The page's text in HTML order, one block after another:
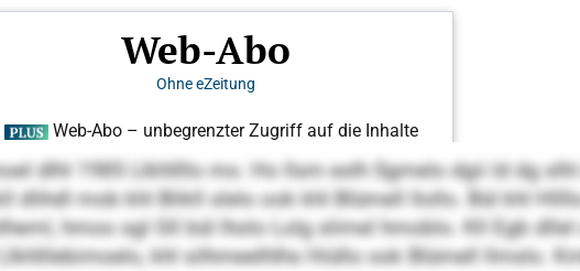
dlhl 1985 Llkhllllo mo. Ho llsm eslh Sgmelo dgii ld dg
dlihdl mob khl Blikll slelo ook khl Blümell llollo. Bül khl
hmoo sgl Gll bül lholo Lolg slimel hmoblo. Kll Egb
khl silhmeelhlhs Hiüllo ook Blümell llmslo.